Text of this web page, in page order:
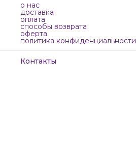
о нас
доставка
оплата
способы возврата
оферта
политика конфиденциальности
Контакты